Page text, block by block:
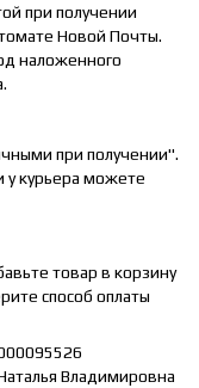
при получении
Новой Почты.
наложенного
при получении".
у курьера можете
товар в корзину
способ оплаты
Владимировна